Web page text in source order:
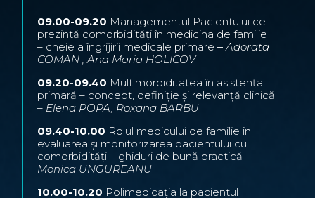
09.00-09.20 Managementul Pacientului ce
prezintă comorbidități în medicina de familie
– cheie a îngrijirii medicale primare–Adorata
COMAN , Ana Maria HOLICOV
09.20-09.40 Multimorbiditatea în asistența
primară – concept, definiție și relevanță clinică
– Elena POPA, Roxana BARBU
09.40-10.00 Rolul medicului de familie în
evaluarea și monitorizarea pacientului cu
comorbidități – ghiduri de bună practică –
Monica UNGUREANU
10.00-10.20 Polimedicația la pacientul